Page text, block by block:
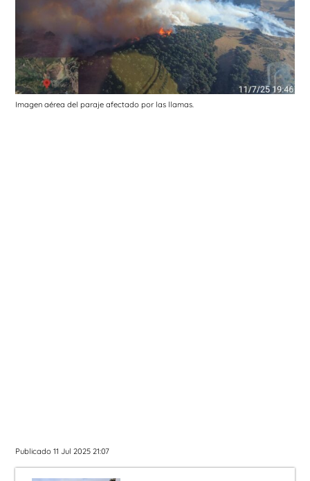
Imagen aérea del paraje afectado por las llamas.
Publicado 11 Jul 2025 21:07